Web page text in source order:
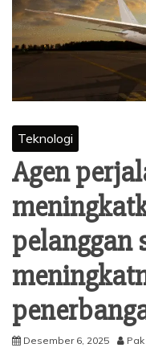
Teknologi
Agen
pelanggan
Desember 6, 2025